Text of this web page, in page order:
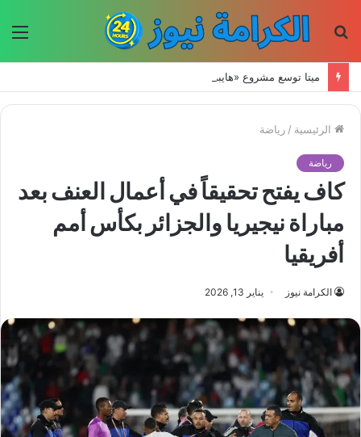
الرئيسية / رياضة
رياضة
كاف يفتح تحقيقاً في أعمال العنف بعد
مباراة نيجيريا والجزائر بكأس أمم
أفريقيا
الكرامة نيوز يناير 13, 2026